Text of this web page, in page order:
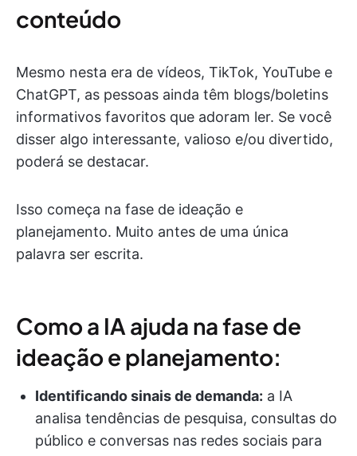
conteúdo
Mesmo nesta era de vídeos, TikTok, YouTube e
ChatGPT, as pessoas ainda têm blogs/boletins
informativos favoritos que adoram ler. Se você
disser algo interessante, valioso e/ou divertido,
poderá se destacar.
Isso começa na fase de ideação e
planejamento. Muito antes de uma única
palavra ser escrita.
Como a IA ajuda na fase de
ideação e planejamento:
Identificando sinais de demanda: a IA
analisa tendências de pesquisa, consultas do
público e conversas nas redes sociais para